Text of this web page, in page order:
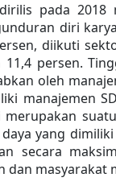
pada
diri
diikuti
persen.
oleh
manajemen
merupakan
yang
secara
dan masyarakat